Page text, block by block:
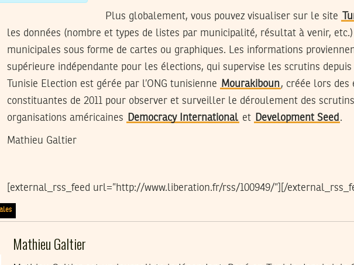
Plus globalement, vous pouvez visualiser sur le site
les données (nombre et types de listes par municipalité, résultat à venir,
municipales sous forme de cartes ou graphiques. Les informations
supérieure indépendante pour les élections, qui supervise les scrutins
Tunisie Election est gérée par l’ONG tunisienne Mourakiboun, créée lors des
constituantes de 2011 pour observer et surveiller le déroulement des
organisations américaines
Democracy International et Development Seed .
Mathieu Galtier
[external_rss_feed url=”http://www.liberation.fr/rss/100949/”][/
Mathieu Galtier